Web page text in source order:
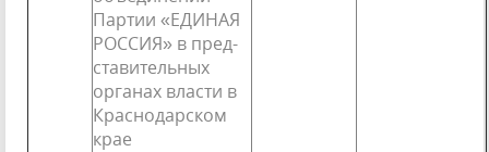
Партии «ЕДИНАЯ
РОССИЯ» в пред­
ставительных
органах власти в
Краснодар­ском
крае